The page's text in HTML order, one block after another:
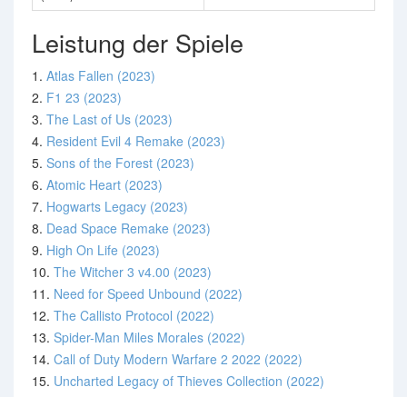
Leistung der Spiele
1. Atlas Fallen (2023)
2. F1 23 (2023)
3. The Last of Us (2023)
4. Resident Evil 4 Remake (2023)
5. Sons of the Forest (2023)
6. Atomic Heart (2023)
7. Hogwarts Legacy (2023)
8. Dead Space Remake (2023)
9. High On Life (2023)
10. The Witcher 3 v4.00 (2023)
11. Need for Speed Unbound (2022)
12. The Callisto Protocol (2022)
13. Spider-Man Miles Morales (2022)
14. Call of Duty Modern Warfare 2 2022 (2022)
15. Uncharted Legacy of Thieves Collection (2022)